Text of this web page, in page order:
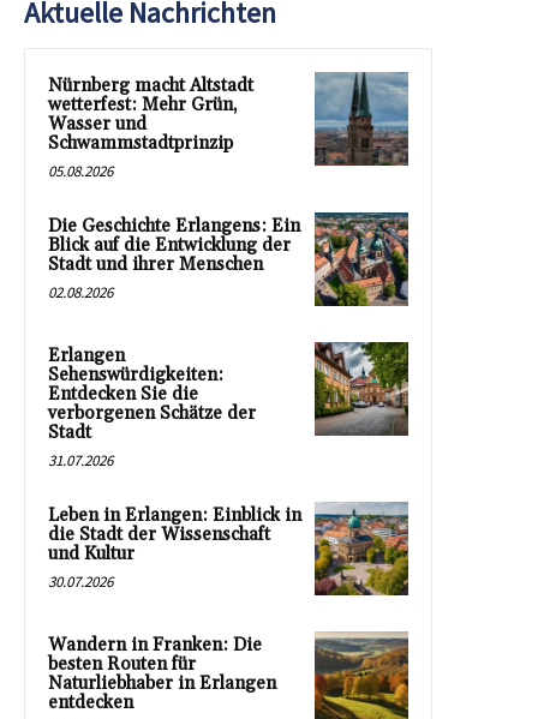
Aktuelle Nachrichten
Nürnberg macht Altstadt
wetterfest: Mehr Grün,
Wasser und
Schwammstadtprinzip
05.08.2026
Die Geschichte Erlangens: Ein
Blick auf die Entwicklung der
Stadt und ihrer Menschen
02.08.2026
Erlangen
Sehenswürdigkeiten:
Entdecken Sie die
verborgenen Schätze der
Stadt
31.07.2026
Leben in Erlangen: Einblick in
die Stadt der Wissenschaft
und Kultur
30.07.2026
Wandern in Franken: Die
besten Routen für
Naturliebhaber in Erlangen
entdecken